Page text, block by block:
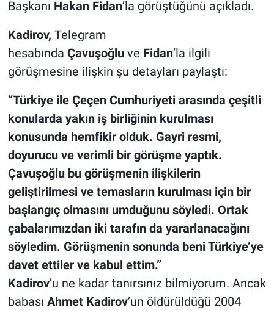
Başkanı Hakan Fidan’la görüştüğünü açıkladı.
Kadirov, Telegram
hesabında Çavuşoğluve Fidan’la ilgili
görüşmesine ilişkin şu detayları paylaştı:
“Türkiye ile Çeçen Cumhuriyeti arasında çeşitli
konularda yakın iş birliğinin kurulması
konusunda hemfikir olduk. Gayri resmi,
doyurucu ve verimli bir görüşme yaptık.
Çavuşoğlu bu görüşmenin ilişkilerin
geliştirilmesi ve temasların kurulması için bir
başlangıç ​​olmasını umduğunu söyledi. Ortak
çabalarımızdan iki tarafın da yararlanacağını
söyledim. Görüşmenin sonunda beni Türkiye’ye
davet ettiler ve kabul ettim.”
Kadirov’u ne kadar tanırsınız bilmiyorum. Ancak
babası Ahmet Kadirov’un öldürüldüğü 2004